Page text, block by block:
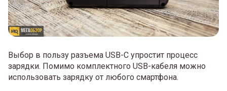
Выбор в пользу разъема USB-C упростит процесс
зарядки. Помимо комплектного USB-кабеля можно
использовать зарядку от любого смартфона.